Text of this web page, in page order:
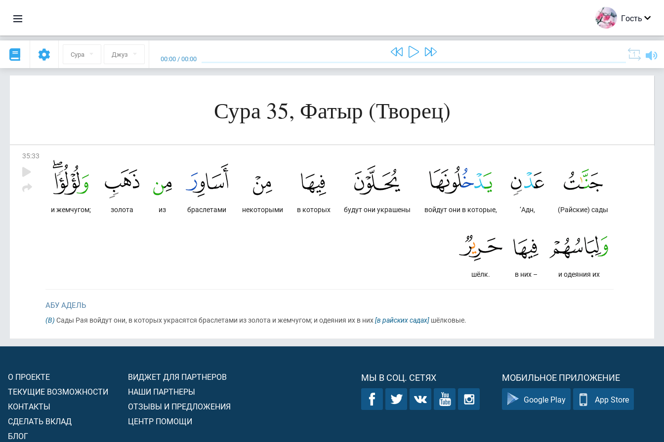
Гость
Сура Джуз 00:00 /00:00
Сура 35, Фатыр (Творец)
35:33
(Райские) сады
‘Адн,
войдут они в которые,
будут они украшены
в которых
некоторыми
браслетами
из
золота
и жемчугом;
и одеяния их
в них –
шёлк.
АБУ АДЕЛЬ
(В) Сады Рая войдут они, в которых украсятся браслетами из золота и жемчугом; и одеяния их в них[в райских садах] шёлковые.
О ПРОЕКТЕ
ТЕКУЩИЕ ВОЗМОЖНОСТИ
КОНТАКТЫ
СДЕЛАТЬ ВКЛАД
БЛОГ
ВИДЖЕТ ДЛЯ ПАРТНЕРОВ
НАШИ ПАРТНЕРЫ
ОТЗЫВЫ И ПРЕДЛОЖЕНИЯ
ЦЕНТР ПОМОЩИ
МЫ В СОЦ. СЕТЯХ МОБИЛЬНОЕ ПРИЛОЖЕНИЕ
Google Play App Store